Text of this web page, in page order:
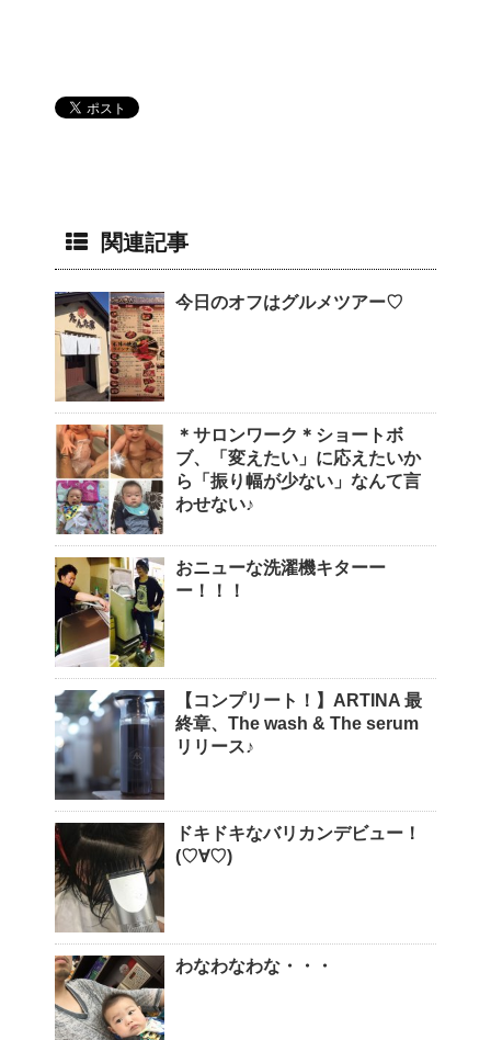
関連記事
今日のオフはグルメツアー♡
＊サロンワーク＊ショートボ
ブ、「変えたい」に応えたいか
ら「振り幅が少ない」なんて言
わせない♪
おニューな洗濯機キターー
ー！！！
【コンプリート！】ARTINA 最
終章、The wash & The serum
リリース♪
ドキドキなバリカンデビュー！
(♡∀♡)
わなわなわな・・・